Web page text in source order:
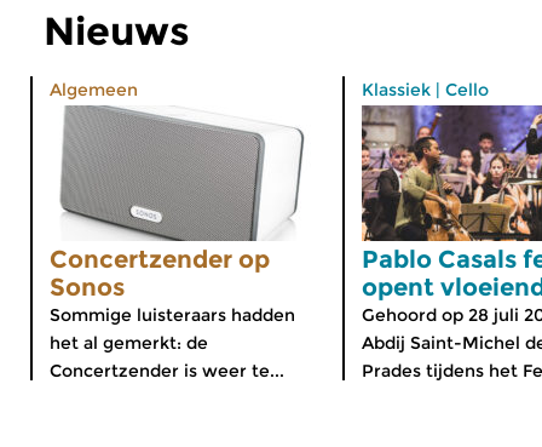
Nieuws
Algemeen
Concertzender op
Sonos
Sommige luisteraars hadden
het al gemerkt: de
Concertzender is weer te...
Klassiek | Cello
Pablo Casals
opent
Gehoord op 28 juli
Abdij Saint-Michel
Prades tijdens het